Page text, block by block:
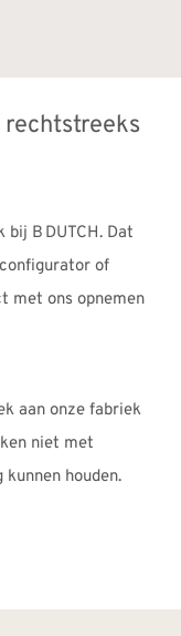
B DUTCH. Dat
of
met ons opnemen
aan onze fabriek
niet met
houden.